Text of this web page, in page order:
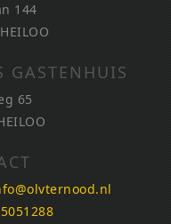
144
GASTENHUIS
65